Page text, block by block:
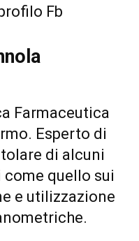
Fb
Farmaceutica
Esperto di
di alcuni
quello sui
e utilizzazione